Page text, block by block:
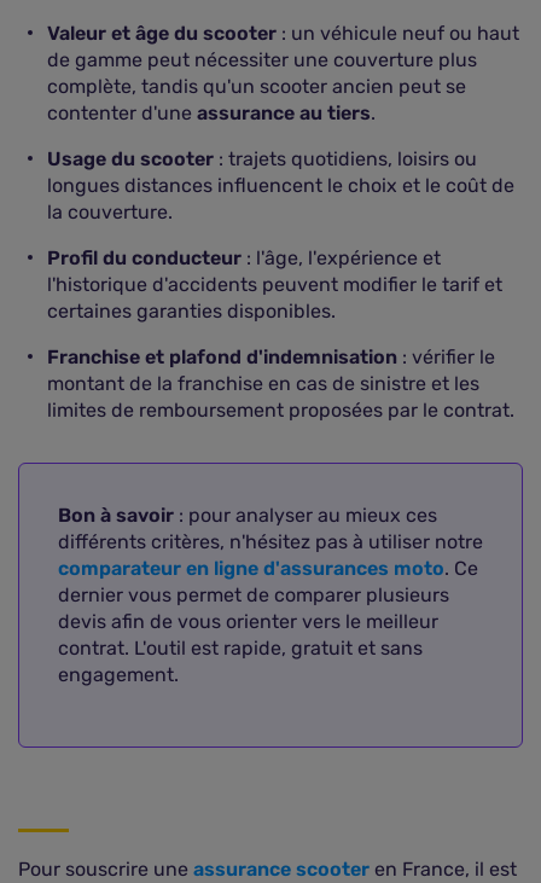
Valeur et âge du scooter : un véhicule neuf ou haut
de gamme peut nécessiter une couverture plus
complète, tandis qu'un scooter ancien peut se
contenter d'une assurance au tiers.
Usage du scooter : trajets quotidiens, loisirs ou
longues distances influencent le choix et le coût de
la couverture.
Profil du conducteur : l'âge, l'expérience et
l'historique d'accidents peuvent modifier le tarif et
certaines garanties disponibles.
Franchise et plafond d'indemnisation : vérifier le
montant de la franchise en cas de sinistre et les
limites de remboursement proposées par le contrat.
Bon à savoir : pour analyser au mieux ces
différents critères, n'hésitez pas à utiliser notre
comparateur en ligne d'assurances moto. Ce
dernier vous permet de comparer plusieurs
devis afin de vous orienter vers le meilleur
contrat. L'outil est rapide, gratuit et sans
engagement.
Pour souscrire une assurance scooter en France, il est